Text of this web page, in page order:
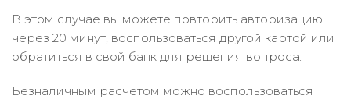
В этом случае вы можете повторить авторизацию
через 20 минут, воспользоваться другой картой или
обратиться в свой банк для решения вопроса.
Безналичным расчётом можно воспользоваться